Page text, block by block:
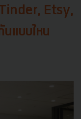
Etsy,
แบบไหน